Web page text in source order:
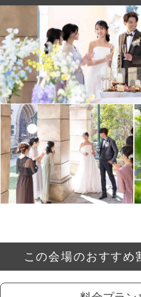
この会場のおすすめ